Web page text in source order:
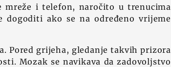
mreže i telefon, naročito u trenucima
ako se na određeno vrijeme
Pored grijeha, gledanje takvih prizora
Mozak se navikava da zadovoljstvo